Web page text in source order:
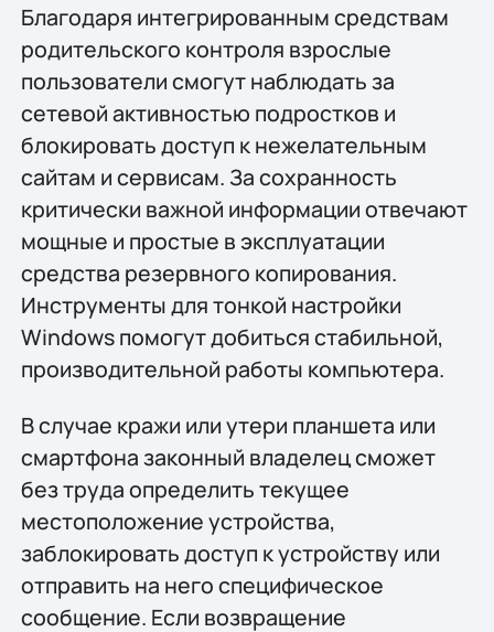
Благодаря интегрированным средствам
родительского контроля взрослые
пользователи смогут наблюдать за
сетевой активностью подростков и
блокировать доступ к нежелательным
сайтам и сервисам. За сохранность
критически важной информации отвечают
мощные и простые в эксплуатации
средства резервного копирования.
Инструменты для тонкой настройки
Windows помогут добиться стабильной,
производительной работы компьютера.
В случае кражи или утери планшета или
смартфона законный владелец сможет
без труда определить текущее
местоположение устройства,
заблокировать доступ к устройству или
отправить на него специфическое
сообщение. Если возвращение